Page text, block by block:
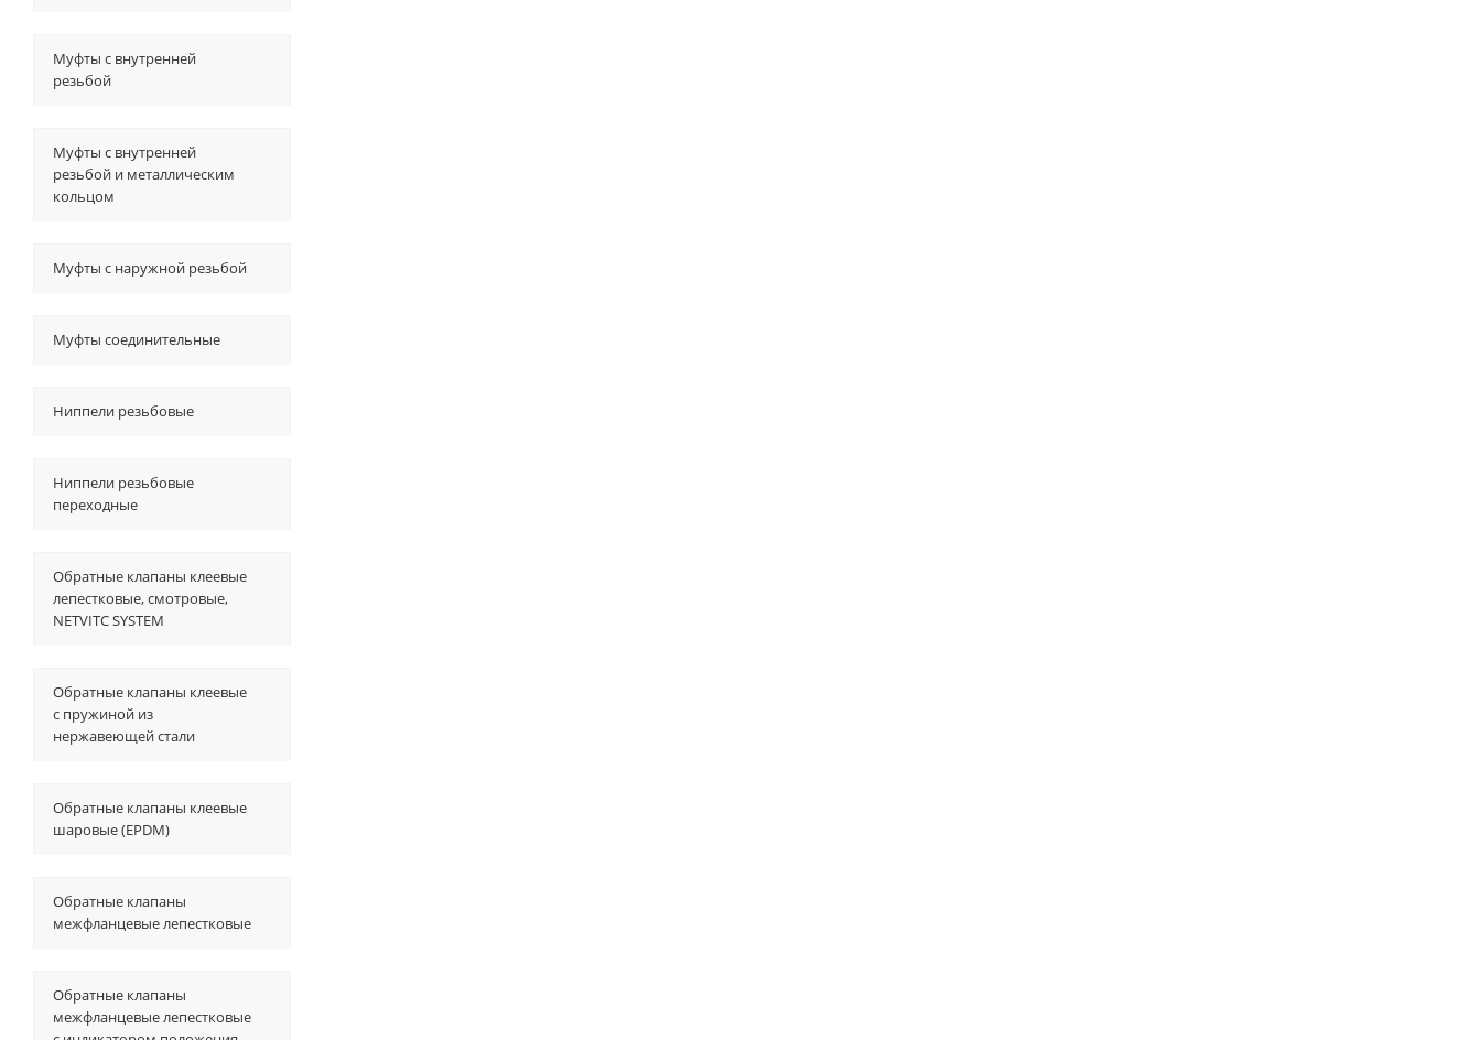
Муфты с внутренней
резьбой
Муфты с внутренней
резьбой и металлическим
кольцом
Муфты с наружной резьбой
Муфты соединительные
Ниппели резьбовые
Ниппели резьбовые
переходные
Обратные клапаны клеевые
лепестковые, смотровые,
NETVITC SYSTEM
Обратные клапаны клеевые
с пружиной из
нержавеющей стали
Обратные клапаны клеевые
шаровые (EPDM)
Обратные клапаны
межфланцевые лепестковые
Обратные клапаны
межфланцевые лепестковые